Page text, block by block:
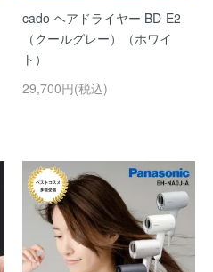
cado ヘアドライヤー BD-E2
（クールグレー）（ホワイ
ト）
29,700円(税込)